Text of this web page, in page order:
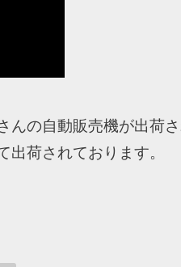
んの自動販売機が出荷
出荷されております。